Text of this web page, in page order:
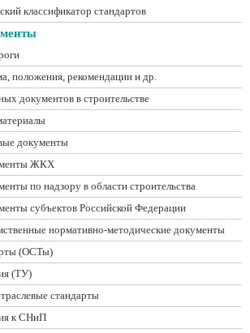
классификатор стандартов
положения, рекомендации и др.
документов в строительстве
документы
ЖКХ
по надзору в области строительства
субъектов Российской Федерации
нормативно-методические документы
(ОСТы)
(ТУ)
стандарты
к СНиП